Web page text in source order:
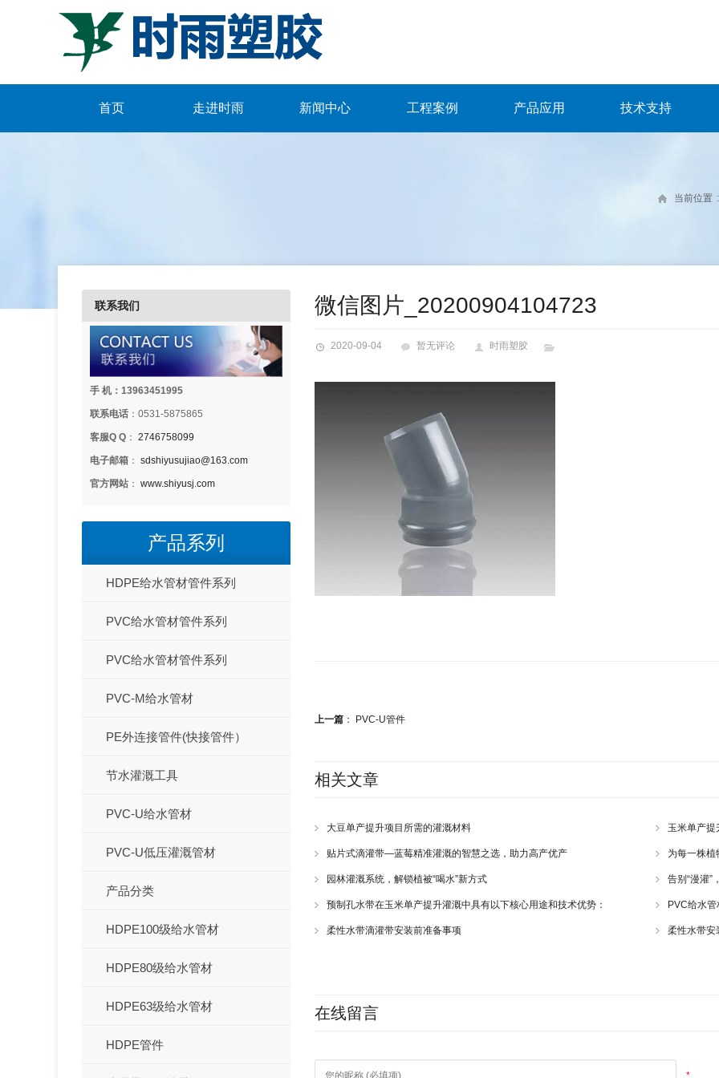
首页 走进时雨 新闻中心 工程案例 产品应用 技术支持
当前位置 :
微信图片_20200904104723
2020-09-04 暂无评论 时雨塑胶
上一篇 ： PVC-U管件
相关文章
大豆单产提升项目所需的灌溉材料 玉米单产提
贴片式滴灌带—蓝莓精准灌溉的智慧之选，助力高产优产 为每一株植
园林灌溉系统，解锁植被“喝水”新方式 告别“漫灌”
预制孔水带在玉米单产提升灌溉中具有以下核心用途和技术优势： PVC给水
柔性水带滴灌带安装前准备事项 柔性水带安
在线留言
*
联系我们
手 机：13963451995
联系电话 ：0531-5875865
客服Q Q ： 2746758099
电子邮箱 ： sdshiyusujiao@163.com
官方网站 ： www.shiyusj.com
产品系列
HDPE给水管材管件系列
PVC给水管材管件系列
PVC给水管材管件系列
PVC-M给水管材
PE外连接管件(快接管件）
节水灌溉工具
PVC-U给水管材
PVC-U低压灌溉管材
产品分类
HDPE100级给水管材
HDPE80级给水管材
HDPE63级给水管材
HDPE管件